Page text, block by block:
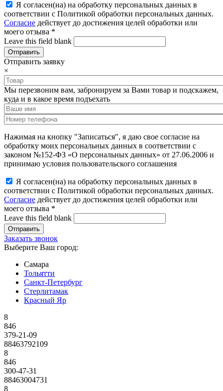
Я согласен(на) на обработку персональных данных в
соответствии с Политикой обработки персональных данных.
Согласие действует до достижения целей обработки или
моего отзыва *
Leave this field blank
Отправить заявку
×
Мы перезвоним вам, забронируем за Вами товар и подскажем,
куда и в какое время подъехать
Нажимая на кнопку "Записаться", я даю свое согласие на
обработку моих персональных данных в соответствии с
законом №152-ФЗ «О персональных данных» от 27.06.2006 и
принимаю условия пользовательского соглашения
Я согласен(на) на обработку персональных данных в
соответствии с Политикой обработки персональных данных.
Согласие действует до достижения целей обработки или
моего отзыва *
Leave this field blank
Заказать звонок
Выберите Ваш город:
Самара
Тольятти
Санкт-Петербург
Стерлитамак
Красный Яр
8
846
379-21-09
88463792109
8
846
300-47-31
88463004731
8